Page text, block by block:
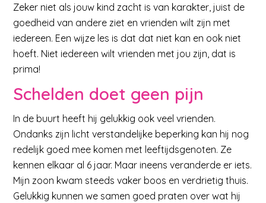
Zeker niet als jouw kind zacht is van karakter, juist de
goedheid van andere ziet en vrienden wilt zijn met
iedereen. Een wijze les is dat dat niet kan en ook niet
hoeft. Niet iedereen wilt vrienden met jou zijn, dat is
prima!
Schelden doet geen pijn
In de buurt heeft hij gelukkig ook veel vrienden.
Ondanks zijn licht verstandelijke beperking kan hij nog
redelijk goed mee komen met leeftijdsgenoten. Ze
kennen elkaar al 6 jaar. Maar ineens veranderde er iets.
Mijn zoon kwam steeds vaker boos en verdrietig thuis.
Gelukkig kunnen we samen goed praten over wat hij